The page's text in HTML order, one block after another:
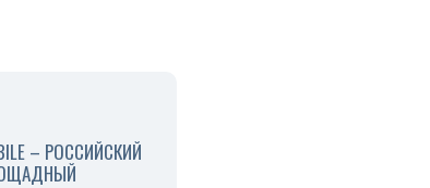
– РОССИЙСКИЙ